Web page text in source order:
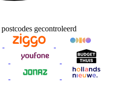
postcodes gecontroleerd